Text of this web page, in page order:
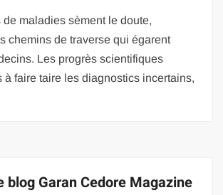
maladies sèment le doute,
chemins de traverse qui égarent
Les progrès scientifiques
à faire taire les diagnostics incertains,
blog Garan Cedore Magazine